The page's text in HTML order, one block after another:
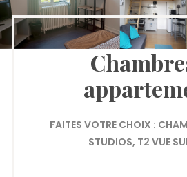
FAITES VOTRE CHOIX :
STUDIOS, T2 VUE